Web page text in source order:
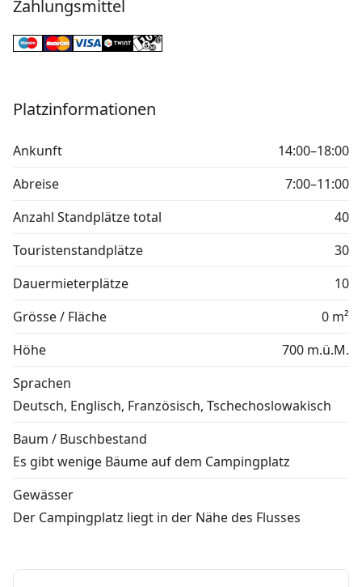
Zahlungsmittel
Platzinformationen
Ankunft
14:00–18:00
Abreise
7:00–11:00
Anzahl Standplätze total
40
Touristenstandplätze
30
Dauermieterplätze
10
Grösse / Fläche
0 m²
Höhe
700 m.ü.M.
Sprachen
Deutsch, Englisch, Französisch, Tschechoslowakisch
Baum / Buschbestand
Es gibt wenige Bäume auf dem Campingplatz
Gewässer
Der Campingplatz liegt in der Nähe des Flusses